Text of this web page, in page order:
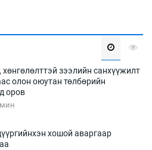
хөнгөлөлттэй зээлийн санхүүжилт
олон оюутан төлбөрийн
оров
мин
хошой аваргаар